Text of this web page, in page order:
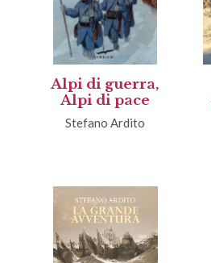
Alpi di guerra,
Alpi di pace
Stefano Ardito